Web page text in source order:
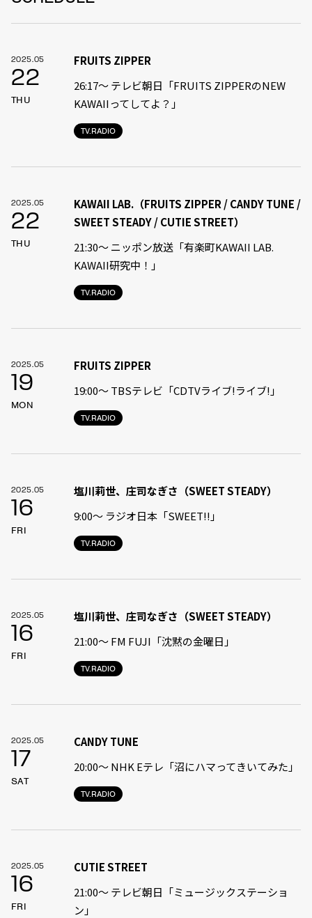
2025.05
22
THU
TV.RADIO
FRUITS ZIPPER
26:17～ テレビ朝日「FRUITS ZIPPERのNEW
KAWAIIってしてよ？」
2025.05
22
THU
TV.RADIO
KAWAII LAB.（FRUITS ZIPPER / CANDY TUNE /
SWEET STEADY / CUTIE STREET）
21:30〜 ニッポン放送「有楽町KAWAII LAB.
KAWAII研究中！」
2025.05
19
MON
TV.RADIO
FRUITS ZIPPER
19:00〜 TBSテレビ「CDTVライブ!ライブ!」
2025.05
16
FRI
TV.RADIO
塩川莉世、庄司なぎさ（SWEET STEADY）
9:00〜 ラジオ日本「SWEET!!」
2025.05
16
FRI
TV.RADIO
塩川莉世、庄司なぎさ（SWEET STEADY）
21:00〜 FM FUJI「沈黙の金曜日」
2025.05
17
SAT
TV.RADIO
CANDY TUNE
20:00〜 NHK Eテレ「沼にハマってきいてみた」
2025.05
16
FRI
CUTIE STREET
21:00〜 テレビ朝日「ミュージックステーショ
ン」